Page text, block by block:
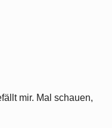
mir. Mal schauen,